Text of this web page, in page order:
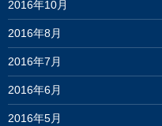
2016年10月
2016年8月
2016年7月
2016年6月
2016年5月